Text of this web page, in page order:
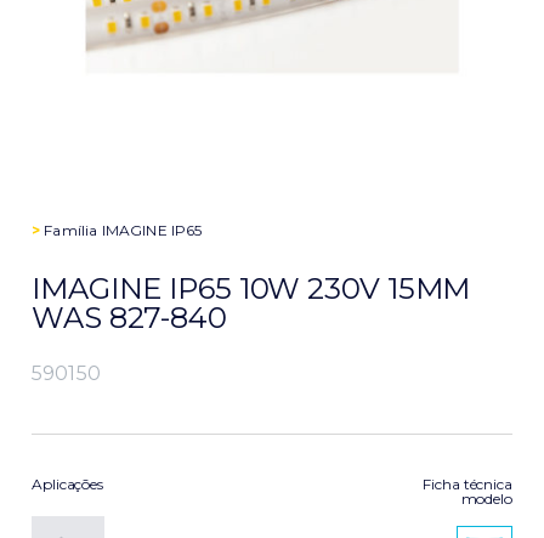
> Família IMAGINE IP65
IMAGINE IP65 10W 230V 15MM
WAS 827-840
590150
Aplicações
Ficha técnica
modelo